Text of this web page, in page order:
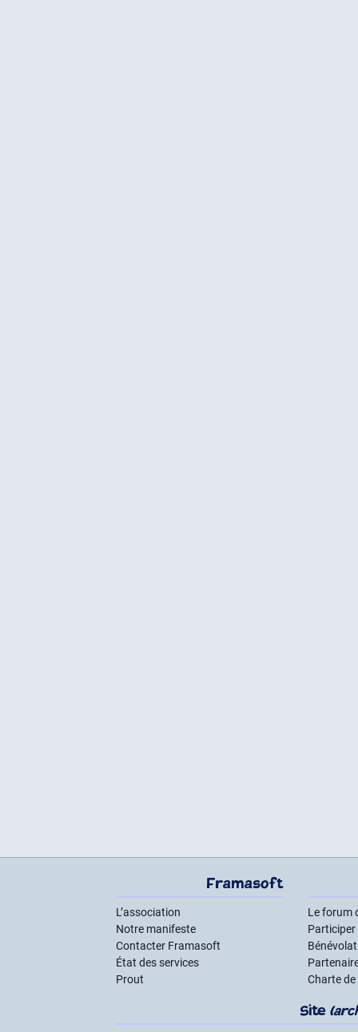
Framasoft
L’association
Notre manifeste
Contacter Framasoft
État des services
Prout
Le forum
Participer
Charte
Site